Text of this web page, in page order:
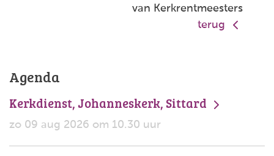
van Kerkrentmeesters
terug
Agenda
Kerkdienst, Johanneskerk, Sittard
zo 09 aug 2026 om 10.30 uur